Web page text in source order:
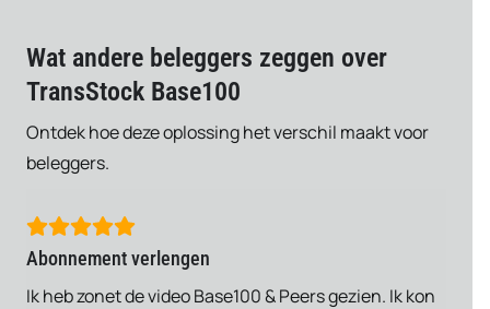
Wat andere beleggers zeggen over
TransStock Base100
Ontdek hoe deze oplossing het verschil maakt voor
beleggers.
Abonnement verlengen
Ik heb zonet de video Base100 & Peers gezien. Ik kon